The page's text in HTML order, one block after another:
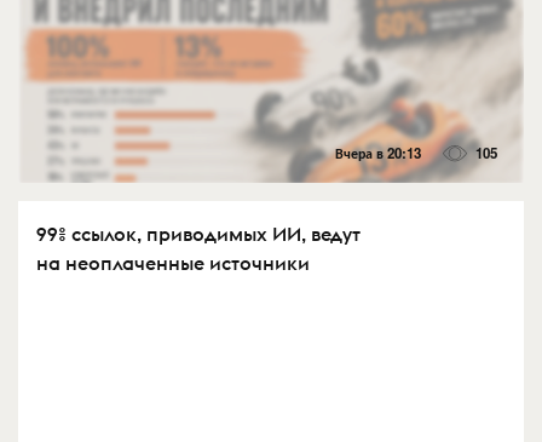
Вчера в 20:13 105
99% ссылок, приводимых ИИ, ведут
на неоплаченные источники